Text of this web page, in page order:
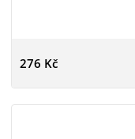
276 Kč